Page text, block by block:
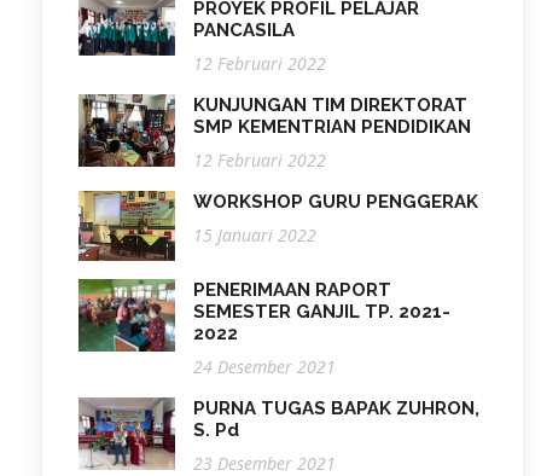
PROYEK PROFIL PELAJAR
PANCASILA
12 Februari 2022
KUNJUNGAN TIM DIREKTORAT
SMP KEMENTRIAN PENDIDIKAN
12 Februari 2022
WORKSHOP GURU PENGGERAK
15 Januari 2022
PENERIMAAN RAPORT
SEMESTER GANJIL TP. 2021-
2022
24 Desember 2021
PURNA TUGAS BAPAK ZUHRON,
S. Pd
23 Desember 2021